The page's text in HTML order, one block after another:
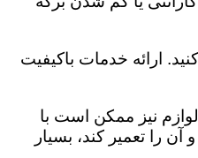
ارائه خدمات باکیفیت
لوازم نیز ممکن است با
را تعمیر کند، بسیار